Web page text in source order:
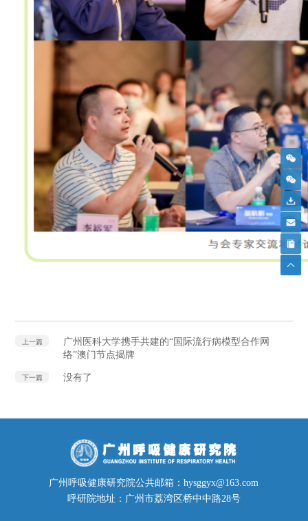
上一篇
广州医科大学携手共建的“国际流行病模型合作网
络”澳门节点揭牌
下一篇 没有了
广州呼吸健康研究院公共邮箱：hysggyx@163.com
呼研院地址：广州市荔湾区桥中中路28号